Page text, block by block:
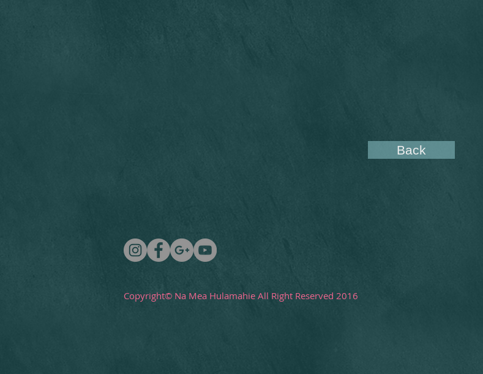
Back
Copyright© Na Mea Hulamahie All Right Reserved 2016